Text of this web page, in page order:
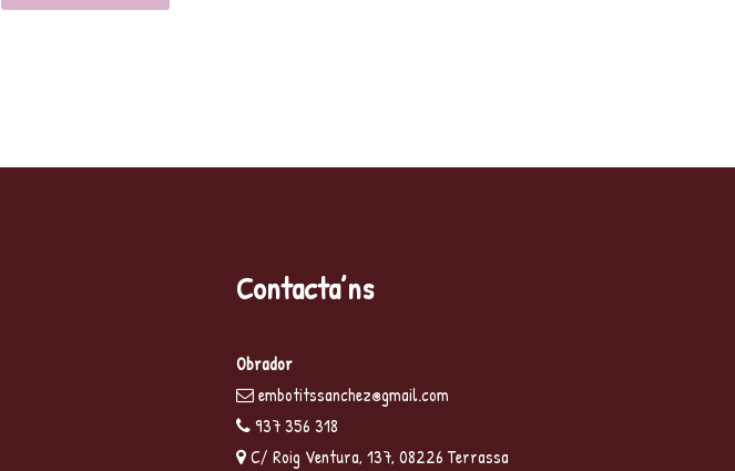
Contacta’ns
Obrador
embotitssanchez@gmail.com
937 356 318
C/ Roig Ventura, 137, 08226 Terrassa